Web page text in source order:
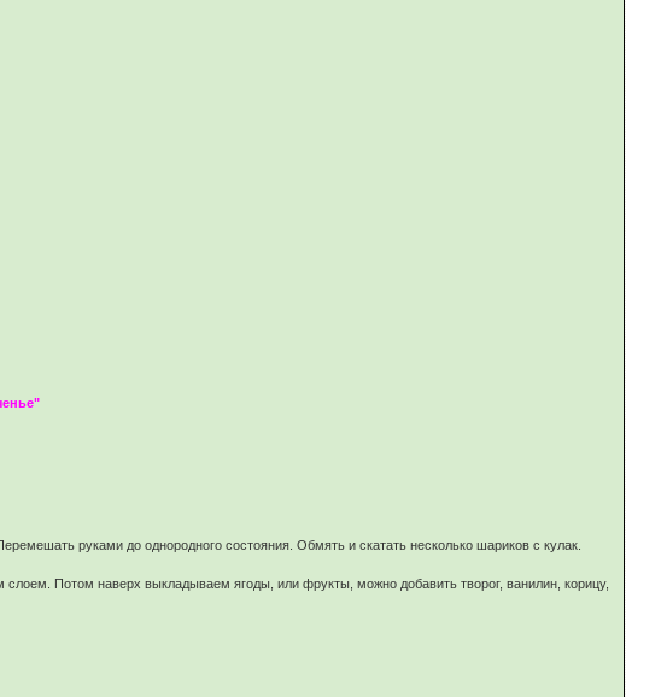
руками до однородного состояния. Обмять и скатать несколько шариков с кулак.
слоем. Потом наверх выкладываем ягоды, или фрукты, можно добавить творог, ванилин, корицу,